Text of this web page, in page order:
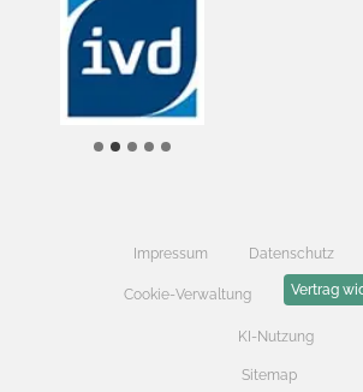
Sitemap
Impressum Datenschutz
Cookie-Verwaltung Vertrag
KI-Nutzung